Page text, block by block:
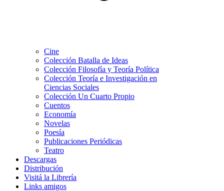
Cine
Colección Batalla de Ideas
Colección Filosofía y Teoría Política
Colección Teoría e Investigación en
Ciencias Sociales
Colección Un Cuarto Propio
Cuentos
Economía
Novelas
Poesía
Publicaciones Periódicas
Teatro
Descargas
Distribución
Visitá la Librería
Links amigos